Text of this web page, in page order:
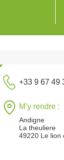
+33 9 67 49
M’y rendre :
Andigne
La theuliere
49220 Le lion